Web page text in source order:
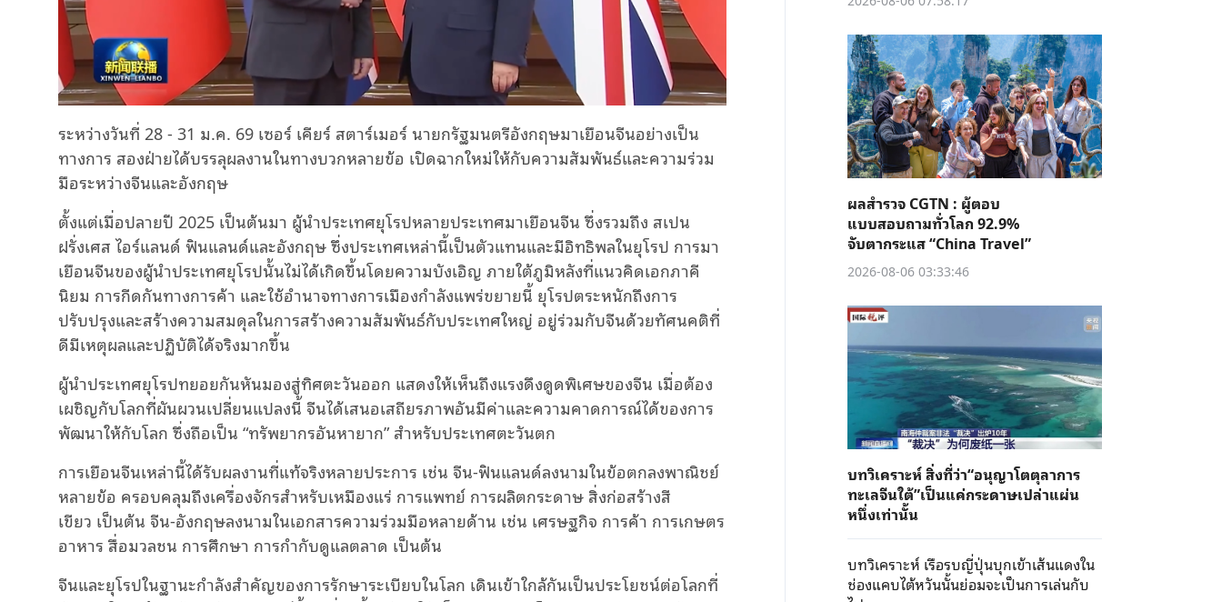
ระหว่างวันที่ 28 - 31 ม.ค. 69 เซอร์ เคียร์ สตาร์เมอร์ นายกรัฐมนตรีอังกฤษมาเยือนจีนอย่างเป็น
ทางการ สองฝ่ายได้บรรลุผลงานในทางบวกหลายข้อ เปิดฉากใหม่ให้กับความสัมพันธ์และความร่วม
มือระหว่างจีนและอังกฤษ
ตั้งแต่เมื่อปลายปี 2025 เป็นต้นมา ผู้นำประเทศยุโรปหลายประเทศมาเยือนจีน ซึ่งรวมถึง สเปน
ฝรั่งเศส ไอร์แลนด์ ฟินแลนด์และอังกฤษ ซึ่งประเทศเหล่านี้เป็นตัวแทนและมีอิทธิพลในยุโรป การมา
เยือนจีนของผู้นำประเทศยุโรปนั้นไม่ได้เกิดขึ้นโดยความบังเอิญ ภายใต้ภูมิหลังที่แนวคิดเอกภาคี
นิยม การกีดกันทางการค้า และใช้อำนาจทางการเมืองกำลังแพร่ขยายนี้ ยุโรปตระหนักถึงการ
ปรับปรุงและสร้างความสมดุลในการสร้างความสัมพันธ์กับประเทศใหญ่ อยู่ร่วมกับจีนด้วยทัศนคติที่
ดีมีเหตุผลและปฏิบัติได้จริงมากขึ้น
ผู้นำประเทศยุโรปทยอยกันหันมองสู่ทิศตะวันออก แสดงให้เห็นถึงแรงดึงดูดพิเศษของจีน เมื่อต้อง
เผชิญกับโลกที่ผันผวนเปลี่ยนแปลงนี้ จีนได้เสนอเสถียรภาพอันมีค่าและความคาดการณ์ได้ของการ
พัฒนาให้กับโลก ซึ่งถือเป็น “ทรัพยากรอันหายาก” สำหรับประเทศตะวันตก
การเยือนจีนเหล่านี้ได้รับผลงานที่แท้จริงหลายประการ เช่น จีน-ฟินแลนด์ลงนามในข้อตกลงพาณิชย์
หลายข้อ ครอบคลุมถึงเครื่องจักรสำหรับเหมืองแร่ การแพทย์ การผลิตกระดาษ สิ่งก่อสร้างสี
เขียว เป็นต้น จีน-อังกฤษลงนามในเอกสารความร่วมมือหลายด้าน เช่น เศรษฐกิจ การค้า การเกษตร
อาหาร สื่อมวลชน การศึกษา การกำกับดูแลตลาด เป็นต้น
จีนและยุโรปในฐานะกำลังสำคัญของการรักษาระเบียบในโลก เดินเข้าใกล้กันเป็นประโยชน์ต่อโลกที่
ผลสำรวจ CGTN : ผู้ตอบ
แบบสอบถามทั่วโลก 92.9%
จับตากระแส “China Travel”
2026-08-06 03:33:46
บทวิเคราะห์ สิ่งที่ว่า“อนุญาโตตุลาการ
ทะเลจีนใต้”เป็นแค่กระดาษเปล่าแผ่น
หนึ่งเท่านั้น
บทวิเคราะห์ เรือรบญี่ปุ่นบุกเข้าเส้นแดงใน
ช่องแคบไต้หวันนั้นย่อมจะเป็นการเล่นกับ